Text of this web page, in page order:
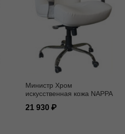
Министр Хром
искусственная кожа NAPPA
21 930